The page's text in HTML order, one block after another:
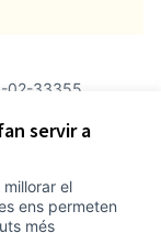
servir a
el
ens permeten
més
02-33355